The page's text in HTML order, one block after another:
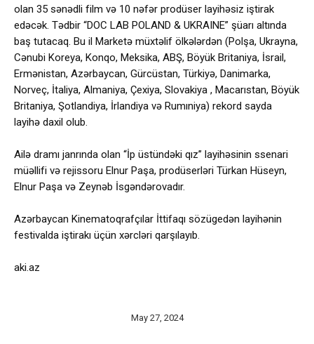
olan 35 sənədli film və 10 nəfər prodüser layihəsiz iştirak
edəcək. Tədbir “DOC LAB POLAND & UKRAINE” şüarı altında
baş tutacaq. Bu il Marketə müxtəlif ölkələrdən (Polşa, Ukrayna,
Cənubi Koreya, Konqo, Meksika, ABŞ, Böyük Britaniya, İsrail,
Ermənistan, Azərbaycan, Gürcüstan, Türkiyə, Danimarka,
Norveç, İtaliya, Almaniya, Çexiya, Slovakiya , Macarıstan, Böyük
Britaniya, Şotlandiya, İrlandiya və Rumıniya) rekord sayda
layihə daxil olub.
Ailə dramı janrında olan “İp üstündəki qız” layihəsinin ssenari
müəllifi və rejissoru Elnur Paşa, prodüserləri Türkan Hüseyn,
Elnur Paşa və Zeynəb İsgəndərovadır.
Azərbaycan Kinematoqrafçılar İttifaqı sözügedən layihənin
festivalda iştirakı üçün xərcləri qarşılayıb.
aki.az
May 27, 2024